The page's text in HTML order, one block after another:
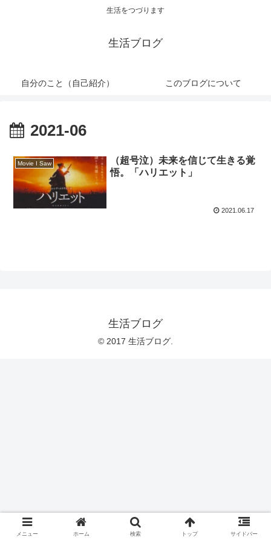
生活をつづります
生活ブログ
自分のこと（自己紹介） このブログについて
2021-06
Movie I Saw
（超号泣）未来を信じて生きる覚
悟。「ハリエット」
2021.06.17
生活ブログ
© 2017 生活ブログ.
メニュー ホーム 検索 トップ サイドバー